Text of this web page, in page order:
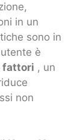
in un
sono in
è
fattori , un
non